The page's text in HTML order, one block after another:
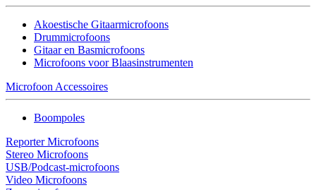
Akoestische Gitaarmicrofoons
Drummicrofoons
Gitaar en Basmicrofoons
Microfoons voor Blaasinstrumenten
Microfoon Accessoires
Boompoles
Reporter Microfoons
Stereo Microfoons
USB/Podcast-microfoons
Video Microfoons